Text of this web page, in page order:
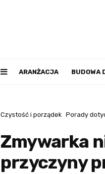
ARANŻACJA BUDOWA
Czystość i porządek Porady
Zmywarka
przyczyny